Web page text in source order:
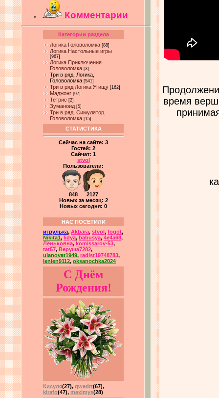
Комментарии
Категории раздела
Логика Головоломка [88]
Логика Настольные игры
[967]
Логика Приключения
Головоломка [3]
Три в ряд, Логика,
Головоломка [541]
Три в ряд Логика Я ищу [162]
Маджонг [97]
Тетрис [2]
Зуманоид [5]
Три в ряд, Симулятор,
Головоломка [15]
СТАТИСТИКА
Сейчас на сайте: 3
Гостей: 2
Сайчат: 1
stvol
Пользователи:
848 2127
Новых за месяц: 2
Новых сегодня: 0
НАС ПОСЕТИЛИ
игрулька, Akbara, stvol , fogot,
Nikita1, lidya, babusya, 4e4a68,
Лёньковна, komissarov-53,
tat57, Веруша7282,
ulanovat1949, radist19748783,
lenlen9112, oksanochka2024
С Днём
Рождения!
Кисуля(27), qwedrt(67),
kirafo(47), maximys(28)
время